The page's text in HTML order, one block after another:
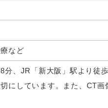
など
分、JR「新大阪」駅より徒
にしています。また、CT